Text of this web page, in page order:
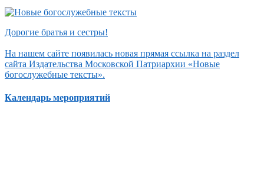
Дорогие братья и сестры!
На нашем сайте появилась новая прямая ссылка на раздел
сайта Издательства Московской Патриархии «Новые
богослужебные тексты».
Календарь мероприятий